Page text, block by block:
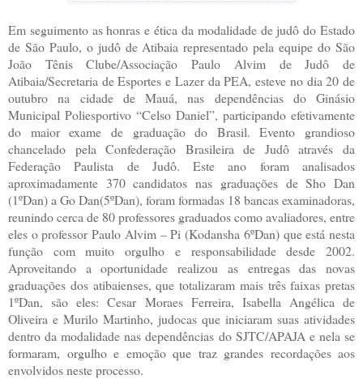
Em seguimento as honras e ética da modalidade de judô do Estado
de São Paulo, o judô de Atibaia representado pela equipe do São
João Tênis Clube/Associação Paulo Alvim de Judô de
Atibaia/Secretaria de Esportes e Lazer da PEA, esteve no dia 20 de
outubro na cidade de Mauá, nas dependências do Ginásio
Municipal Poliesportivo “Celso Daniel”, participando efetivamente
do maior exame de graduação do Brasil. Evento grandioso
chancelado pela Confederação Brasileira de Judô através da
Federação Paulista de Judô. Este ano foram analisados
aproximadamente 370 candidatos nas graduações de Sho Dan
(1ºDan) a Go Dan(5ºDan), foram formadas 18 bancas examinadoras,
reunindo cerca de 80 professores graduados como avaliadores, entre
eles o professor Paulo Alvim – Pi (Kodansha 6ºDan) que está nesta
função com muito orgulho e responsabilidade desde 2002.
Aproveitando a oportunidade realizou as entregas das novas
graduações dos atibaienses, que totalizaram mais três faixas pretas
1ºDan, são eles: Cesar Moraes Ferreira, Isabella Angélica de
Oliveira e Murilo Martinho, judocas que iniciaram suas atividades
dentro da modalidade nas dependências do SJTC/APAJA e nela se
formaram, orgulho e emoção que traz grandes recordações aos
envolvidos neste processo.